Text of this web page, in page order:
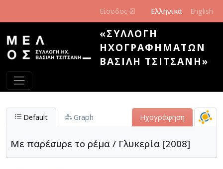
Είσοδος Ελληνικά English
«ΣΥΛΛΟΓΉ
ΗΧΟΓΡΑΦΗΜΆΤΩΝ
ΒΑΣΊΛΗ ΤΣΙΤΣΆΝΗ»
Default Graph Ηχογράφηση
Με παρέσυρε το ρέμα / Γλυκερία [2008]